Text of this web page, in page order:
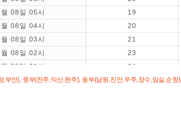
08일 05시
19
08일 04시
20
08일 03시
21
08일 02시
23
08일 01시
24
07일 24시
24
07일 22시
부안), 중부(전주,익산,완주), 동부(남원,진안,무주,장수,임실,순창)